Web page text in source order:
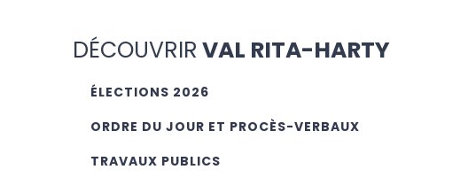
DÉCOUVRIR VAL RITA-HARTY
ÉLECTIONS 2026
ORDRE DU JOUR ET PROCÈS-VERBAUX
TRAVAUX PUBLICS